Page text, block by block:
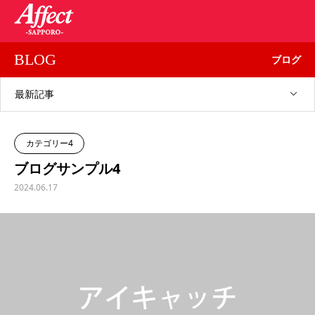
BLOG ブログ
最新記事
カテゴリー4
ブログサンプル4
2024.06.17